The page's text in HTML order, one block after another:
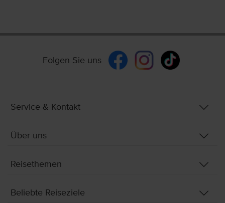
Folgen Sie uns
Service & Kontakt
Über uns
Reisethemen
Beliebte Reiseziele